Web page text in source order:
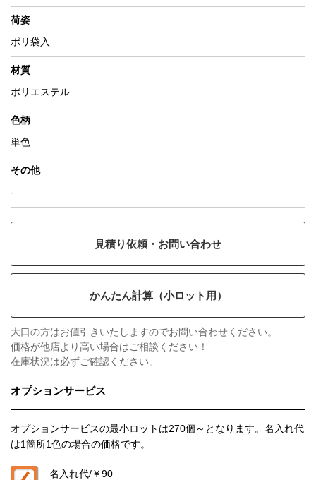
荷姿
ポリ袋入
材質
ポリエステル
色柄
単色
その他
-
見積り依頼・お問い合わせ
かんたん計算（小ロット用）
大口の方はお値引きいたしますのでお問い合わせください。
価格が他店より高い場合はご相談ください！
在庫状況は必ずご確認ください。
オプションサービス
オプションサービスの最小ロットは270個～ となります。名入れ代
は1箇所1色の場合の価格です。
名入れ代/￥90